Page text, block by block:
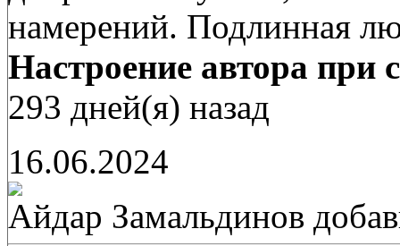
намерений. Подлинная
Настроение автора при
293 дней(я) назад
16.06.2024
Айдар Замальдинов